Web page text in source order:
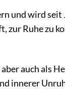
und wird
zur Ruhe zu
auch als
innerer